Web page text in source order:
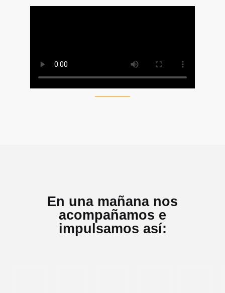
En una mañana nos
acompañamos e
impulsamos así: